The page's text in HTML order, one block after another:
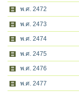
พ.ศ. 2472
พ.ศ. 2473
พ.ศ. 2474
พ.ศ. 2475
พ.ศ. 2476
พ.ศ. 2477